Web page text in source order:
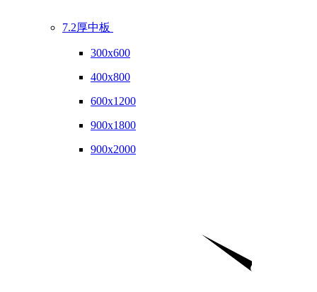
7.2厚中板
300x600
400x800
600x1200
900x1800
900x2000